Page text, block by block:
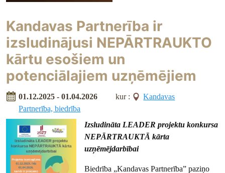
Kandavas Partnerība ir
izsludinājusi NEPĀRTRAUKTO
kārtu esošiem un
potenciālajiem uzņēmējiem
01.12.2025 - 01.04.2026 kur :
Kandavas
Partnerība, biedrība
Izsludināta LEADER projektu konkursa
NEPĀRTRAUKTĀ kārta
uzņēmējdarbībai
Biedrība „Kandavas Partnerība” paziņo